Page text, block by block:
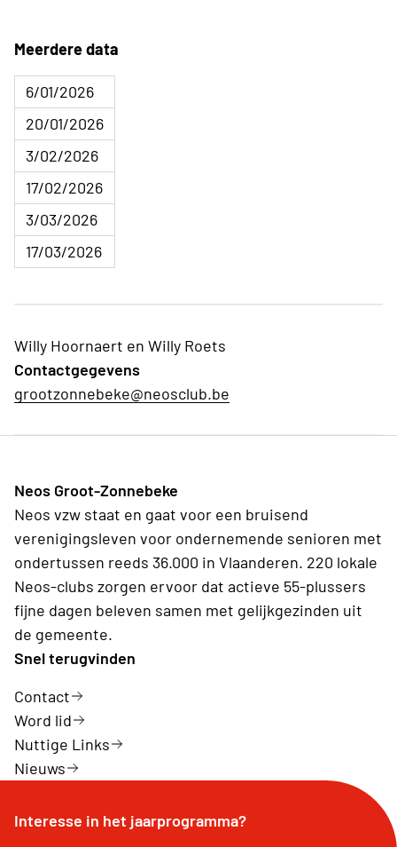
Meerdere data
6/01/2026
20/01/2026
3/02/2026
17/02/2026
3/03/2026
17/03/2026
Willy Hoornaert en Willy Roets
Contactgegevens
grootzonnebeke@neosclub.be
Neos Groot-Zonnebeke
Neos vzw staat en gaat voor een bruisend
verenigingsleven voor ondernemende senioren met
ondertussen reeds 36.000 in Vlaanderen. 220 lokale
Neos-clubs zorgen ervoor dat actieve 55-plussers
fijne dagen beleven samen met gelijkgezinden uit
de gemeente.
Snel terugvinden
Contact
Word lid
Nuttige Links
Nieuws
Interesse in het jaarprogramma?